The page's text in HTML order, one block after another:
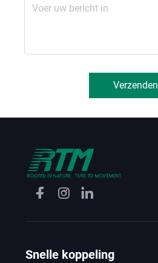
Verzenden
Snelle koppeling